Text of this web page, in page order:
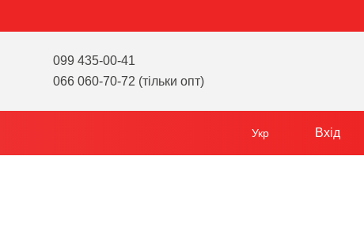
099 435-00-41
066 060-70-72 (тільки опт)
Укр Вхід